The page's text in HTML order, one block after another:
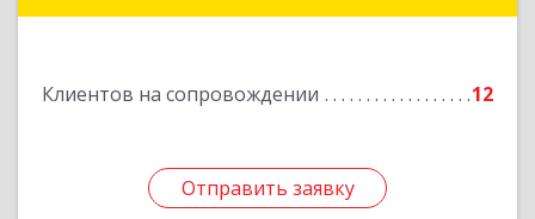
Клиентов на сопровождении 12
Отправить заявку
Отправить заявку